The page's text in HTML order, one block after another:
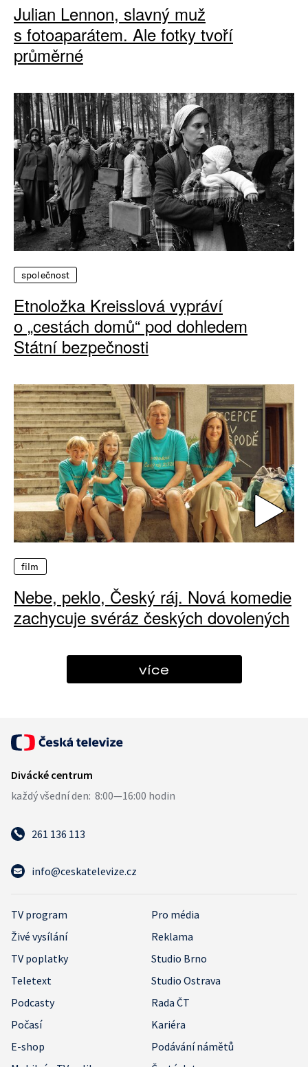
Julian Lennon, slavný muž
s fotoaparátem. Ale fotky tvoří
průměrné
společnost
Etnoložka Kreisslová vypráví
o „cestách domů“ pod dohledem
Státní bezpečnosti
film
Nebe, peklo, Český ráj. Nová komedie
zachycuje svéráz českých dovolených
více
261 136 113
info@ceskatelevize.cz
TV program
Pro média
Živé vysílání
Reklama
TV poplatky
Studio Brno
Teletext
Studio Ostrava
Podcasty
Rada ČT
Počasí
Kariéra
E-shop
Podávání námětů